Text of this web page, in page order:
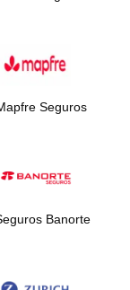
Seguros
Banorte